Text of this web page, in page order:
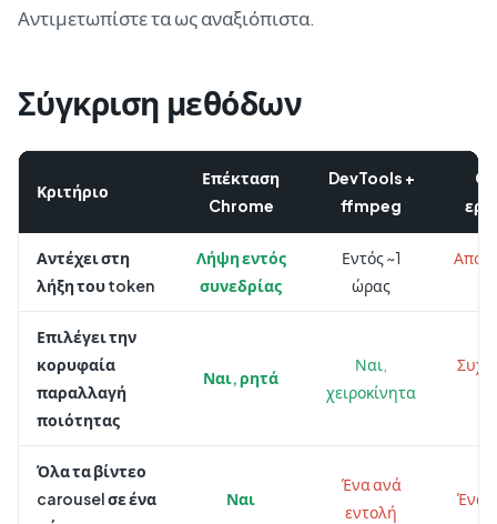
Αντιμετωπίστε τα ως αναξιόπιστα.
Σύγκριση μεθόδων
Κριτήριο
Επέκταση
Chrome
DevTools +
ffmpeg
Αντέχει στη
λήξη του token
Λήψη εντός
συνεδρίας
Εντός ~1
ώρας
Επιλέγει την
κορυφαία
παραλλαγή
ποιότητας
Ναι, ρητά
Ναι,
χειροκίνητα
Όλα τα βίντεο
carousel σε ένα
Ναι
Ένα ανά
εντολή
Ένα